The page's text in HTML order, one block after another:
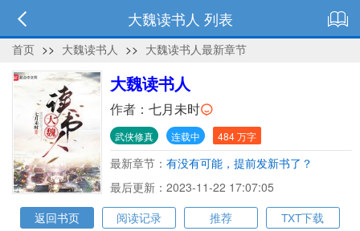
大魏读书人 列表
首页 >> 大魏读书人 >> 大魏读书人最新章节
大魏读书人
作者： 七月未时
武侠修真 连载中 484 万字
最新章节： 有没有可能，提前发新书了？
最后更新：2023-11-22 17:07:05
返回书页
阅读记录 推荐 TXT下载